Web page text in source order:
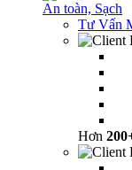
An toàn, Sạch
Tư Vấn
Hơn